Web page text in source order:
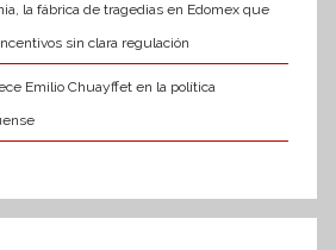
la fábrica de tragedias en Edomex que
sin clara regulación
Emilio Chuayffet en la política